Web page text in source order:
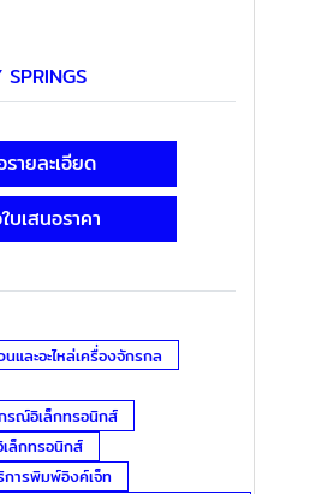
SPRINGS
รายละเอียด
บเสนอราคา
และอะไหล่เครื่องจักรกล
รณ์อิเล็กทรอนิกส์
ล็กทรอนิกส์
ารพิมพ์อิงค์เจ็ท